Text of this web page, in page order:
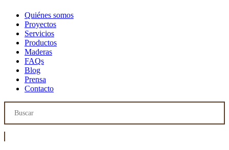
Quiénes somos
Proyectos
Servicios
Productos
Maderas
FAQs
Blog
Prensa
Contacto